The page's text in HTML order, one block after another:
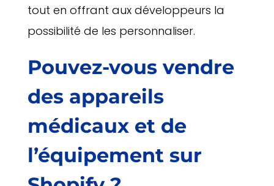
tout en offrant aux développeurs la
possibilité de les personnaliser.
Pouvez-vous vendre
des appareils
médicaux et de
l’équipement sur